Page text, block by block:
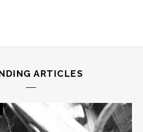
ARTICLES